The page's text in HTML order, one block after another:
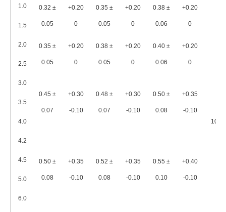
1.0 0.32 ±
0.05
+0.20
0
0.35 ±
0.05
+0.20
0
0.38 ±
0.06
+0.20
0
100
1.5
2.0 0.35 ±
0.05
+0.20
0
0.38 ±
0.05
+0.20
0
0.40 ±
0.06
+0.20
0
2.5
3.0
0.45 ±
0.07
+0.30
-0.10
0.48 ±
0.07
+0.30
-0.10
0.50 ±
0.08
+0.35
-0.10
3.5
4.0
4.2
0.50 ±
0.08
+0.35
-0.10
0.52 ±
0.08
+0.35
-0.10
0.55 ±
0.10
+0.40
-0.10
4.5
5.0
6.0